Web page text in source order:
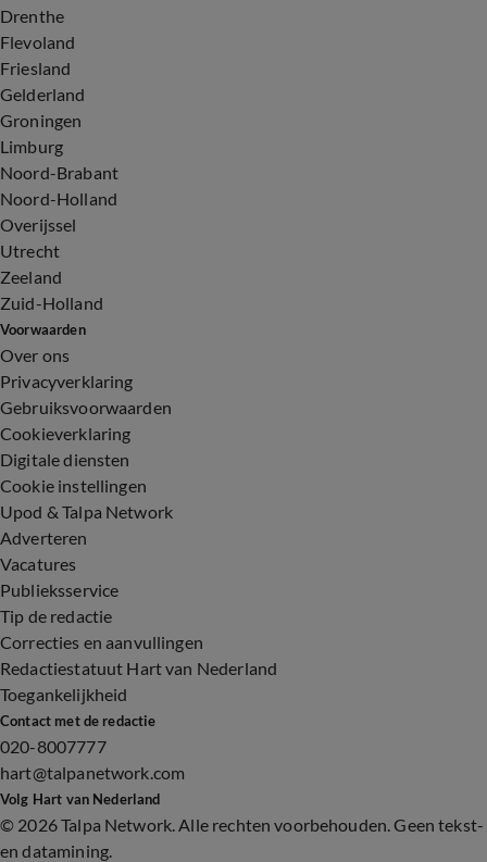
Drenthe
Flevoland
Friesland
Gelderland
Groningen
Limburg
Noord-Brabant
Noord-Holland
Overijssel
Utrecht
Zeeland
Zuid-Holland
Voorwaarden
Over ons
Privacyverklaring
Gebruiksvoorwaarden
Cookieverklaring
Digitale diensten
Cookie instellingen
Upod & Talpa Network
Adverteren
Vacatures
Publieksservice
Tip de redactie
Correcties en aanvullingen
Redactiestatuut Hart van Nederland
Toegankelijkheid
Contact met de redactie
020-8007777
hart@talpanetwork.com
Volg Hart van Nederland
© 2026 Talpa Network. Alle rechten voorbehouden. Geen tekst-
en datamining.